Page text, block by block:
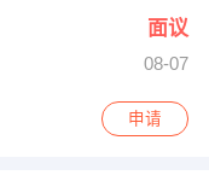
技术员/工程师
面议
08-07
申请